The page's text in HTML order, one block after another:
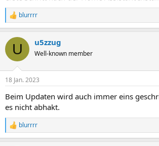
R
e
k
i
e
:
blurrrr
U u5zzug
Well-known member
18 Jan. 2023
Beim Updaten wird auch immer eins
es nicht abhakt.
R
e
blurrrr